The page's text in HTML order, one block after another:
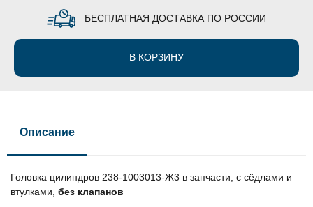
БЕСПЛАТНАЯ ДОСТАВКА ПО РОССИИ
В КОРЗИНУ
Описание
Головка цилиндров 238-1003013-Ж3 в запчасти, с сёдлами и
втулками, без клапанов